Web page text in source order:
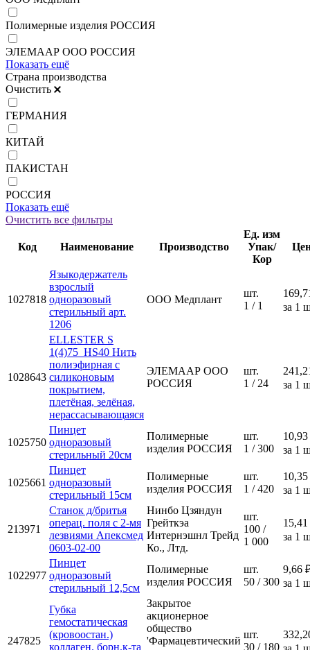
Полимерные изделия РОССИЯ
ЭЛЕМААР ООО РОССИЯ
Показать ещё
Страна производства
Очистить
ГЕРМАНИЯ
КИТАЙ
ПАКИСТАН
РОССИЯ
Показать ещё
Очистить все фильтры
Код Наименование Производство
Ед. изм
Упак/
Кор
1027818
Языкодержатель
взрослый
одноразовый
стерильный арт.
1206
ООО Медплант
шт.
1 / 1
за 1
1028643
ELLESTER S
1(4)75_HS40 Нить
полиэфирная с
силиконовым
покрытием,
плетёная, зелёная,
нерассасывающаяся
ЭЛЕМААР ООО
РОССИЯ
шт.
1 / 24
за 1
1025750
Пинцет
одноразовый
стерильный 20см
Полимерные
изделия РОССИЯ
шт.
1 / 300
за 1
1025661
Пинцет
одноразовый
стерильный 15см
Полимерные
изделия РОССИЯ
шт.
1 / 420
за 1
213971
Станок д/бритья
операц. поля с 2-мя
лезвиями Апексмед
0603-02-00
Нинбо Цзяндун
Грейткэа
Интернэшнл Трейд
Ко., Лтд.
шт.
100 /
1 000
за 1
1022977
Пинцет
одноразовый
стерильный 12,5см
Полимерные
изделия РОССИЯ
шт.
50 / 300
9,66
за 1
247825
Губка
гемостатическая
(кровоостан.)
коллаген. борн.к-та
Закрытое
акционерное
общество
'Фармацевтический
шт.
30 / 180